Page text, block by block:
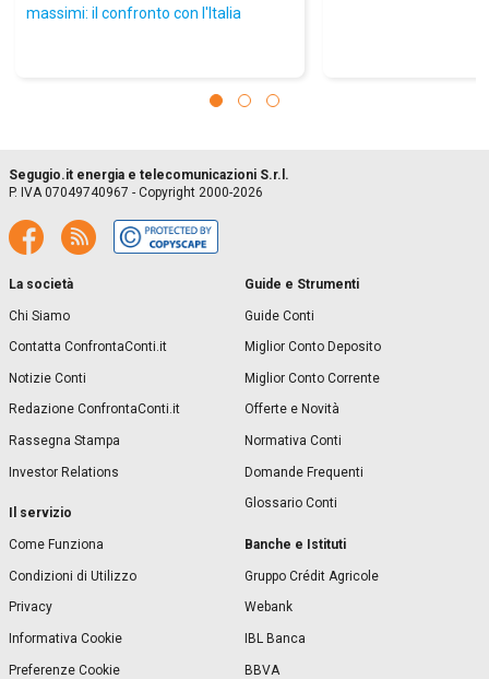
massimi: il confronto con l'Italia
La società
Chi Siamo
Contatta ConfrontaConti.it
Notizie Conti
Redazione ConfrontaConti.it
Rassegna Stampa
Investor Relations
Il servizio
Come Funziona
Condizioni di Utilizzo
Privacy
Informativa Cookie
Preferenze Cookie
Guide e Strumenti
Guide Conti
Miglior Conto Deposito
Miglior Conto Corrente
Offerte e Novità
Normativa Conti
Domande Frequenti
Glossario Conti
Banche e Istituti
Gruppo Crédit Agricole
Webank
IBL Banca
BBVA
Segugio.it energia e telecomunicazioni S.r.l.
P. IVA 07049740967 - Copyright 2000-2026